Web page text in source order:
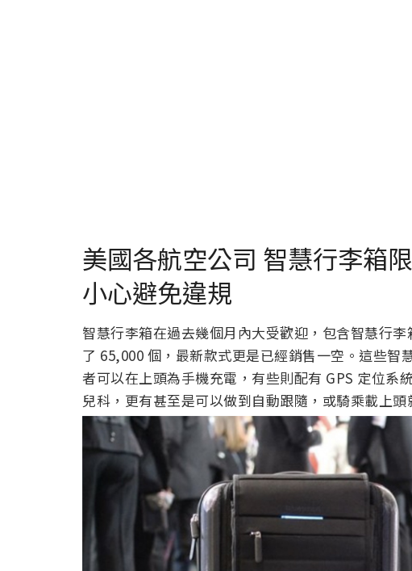
美國各航空公司 智慧行李箱
小心避免違規
智慧行李箱在過去幾個月內大受歡迎，包含智慧行
了 65,000 個，最新款式更是已經銷售一空。這些智
者可以在上頭為手機充電，有些則配有 GPS 定位系
兒科，更有甚至是可以做到自動跟隨，或騎乘載上頭